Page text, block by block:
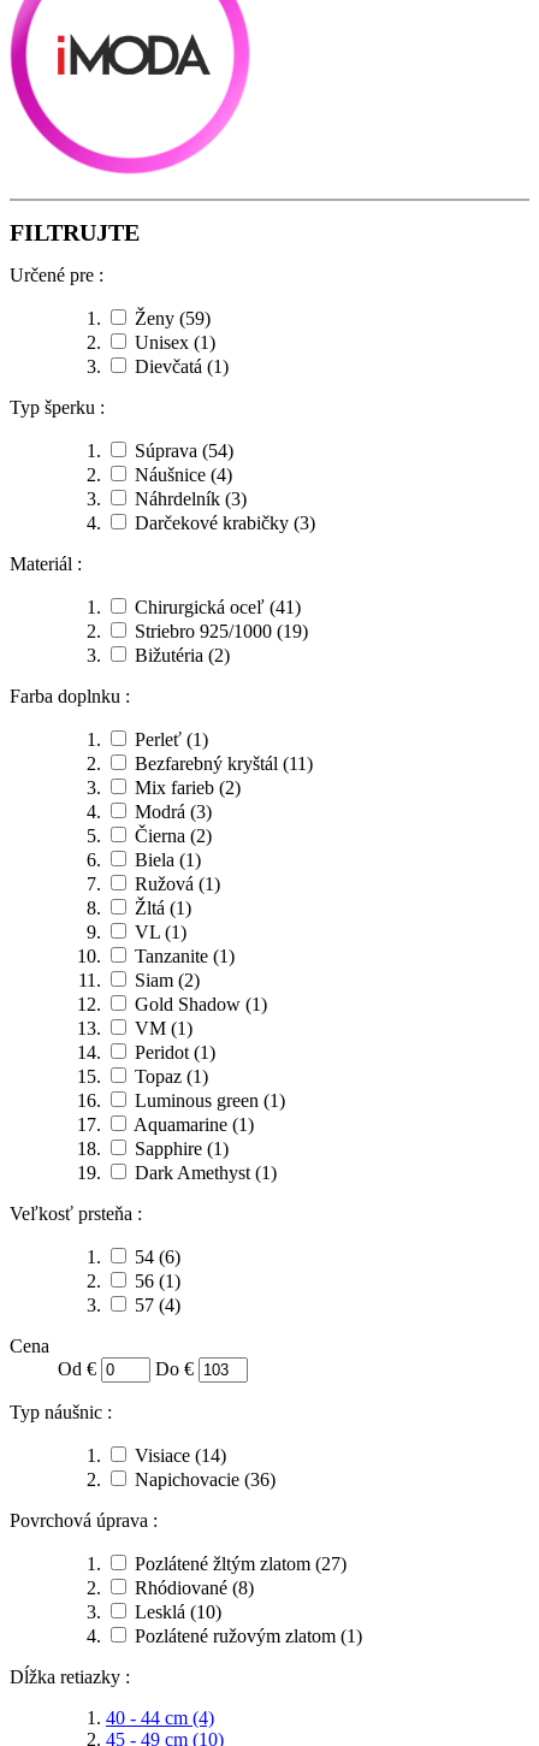
FILTRUJTE
Určené pre :
Ženy (59)
Unisex (1)
Dievčatá (1)
Typ šperku :
Súprava (54)
Náušnice (4)
Náhrdelník (3)
Darčekové krabičky (3)
Materiál :
Chirurgická oceľ (41)
Striebro 925/1000 (19)
Bižutéria (2)
Farba doplnku :
Perleť (1)
Bezfarebný kryštál (11)
Mix farieb (2)
Modrá (3)
Čierna (2)
Biela (1)
Ružová (1)
Žltá (1)
VL (1)
Tanzanite (1)
Siam (2)
Gold Shadow (1)
VM (1)
Peridot (1)
Topaz (1)
Luminous green (1)
Aquamarine (1)
Sapphire (1)
Dark Amethyst (1)
Veľkosť prsteňa :
54 (6)
56 (1)
57 (4)
Cena
Od €
Do €
Typ náušnic :
Visiace (14)
Napichovacie (36)
Povrchová úprava :
Pozlátené žltým zlatom (27)
Rhódiované (8)
Lesklá (10)
Pozlátené ružovým zlatom (1)
Dĺžka retiazky :
40 - 44 cm (4)
45 - 49 cm (10)